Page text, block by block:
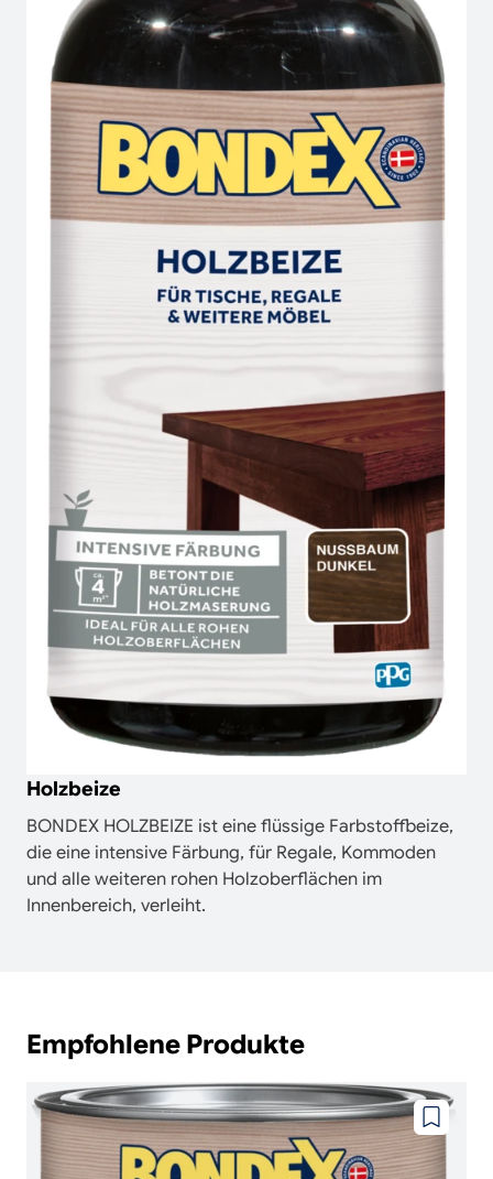
Holzbeize
BONDEX HOLZBEIZE ist eine flüssige Farbstoffbeize,
die eine intensive Färbung, für Regale, Kommoden
und alle weiteren rohen Holzoberflächen im
Innenbereich, verleiht.
Empfohlene Produkte
Zu